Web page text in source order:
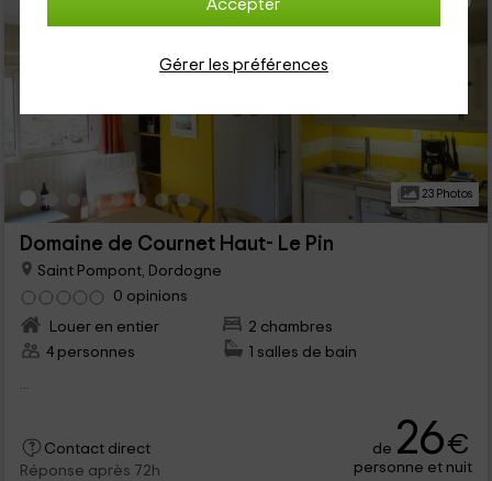
Accepter
Gérer les préférences
23 Photos
Domaine de Cournet Haut- Le Pin
Saint Pompont, Dordogne
0 opinions
Louer en entier
2 chambres
4 personnes
1 salles de bain
...
Contact direct
Réponse après 72h
de 26€
personne et nuit